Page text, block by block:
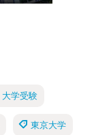
大学受験
東京大学